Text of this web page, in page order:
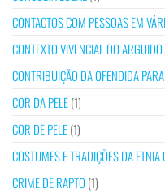
CONTACTOS COM PESSOAS EM
CONTEXTO VIVENCIAL DO
CONTRIBUIÇÃO DA OFENDIDA
COR DA PELE(1)
COR DE PELE(1)
COSTUMES E TRADIÇÕES DA ETNIA
CRIME DE RAPTO (1)